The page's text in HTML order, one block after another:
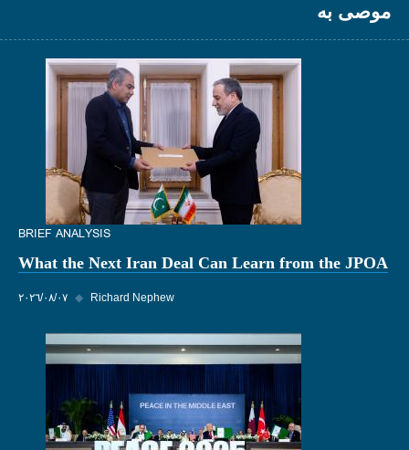
موصى به
BRIEF ANALYSIS
What the Next Iran Deal Can Learn from the JPOA
٠٧‏/٠٨‏/٢٠٢٦ ◆ Richard Nephew